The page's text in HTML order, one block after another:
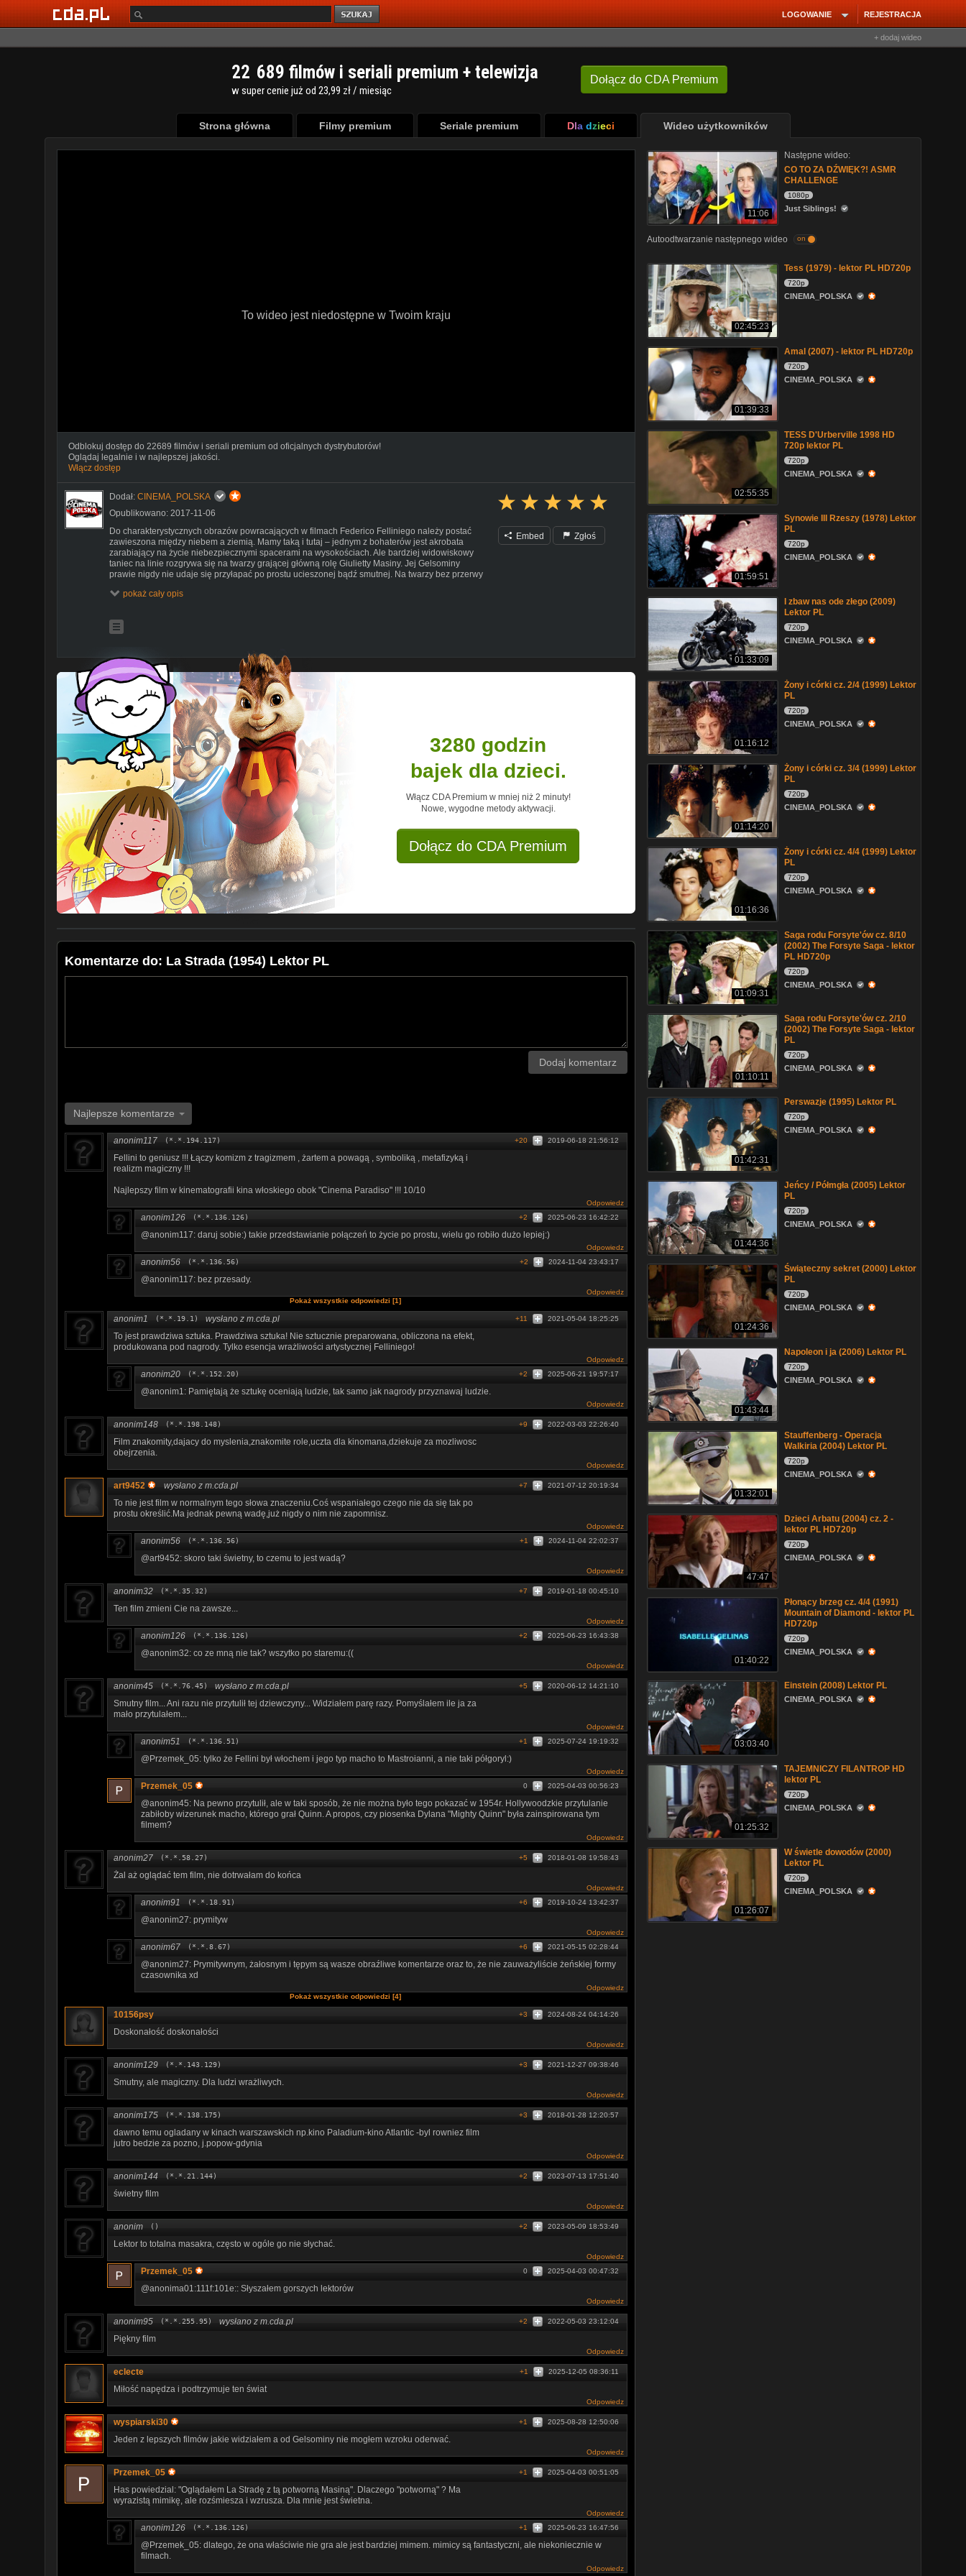
REJESTRACJA
LOGOWANIE
+ dodaj wideo
Dołącz do CDA Premium
22 689 filmów i seriali premium + telewizja
w super cenie już od 23,99 zł / miesiąc
Strona główna Filmy premium Seriale premium Dla dzieci Wideo użytkowników
To wideo jest niedostępne w Twoim kraju
Odblokuj dostęp do 22689 filmów i seriali premium od oficjalnych dystrybutorów!
Oglądaj legalnie i w najlepszej jakości.
Włącz dostęp
Dodał: CINEMA_POLSKA
Opublikowano: 2017-11-06
Do charakterystycznych obrazów powracających w filmach Federico Felliniego należy postać
zawieszona między niebem a ziemią. Mamy taką i tutaj – jednym z bohaterów jest akrobata
zarabiający na życie niebezpiecznymi spacerami na wysokościach. Ale bardziej widowiskowy
taniec na linie rozgrywa się na twarzy grającej główną rolę Giulietty Masiny. Jej Gelsominy
prawie nigdy nie udaje się przyłapać po prostu ucieszonej bądź smutnej. Na twarzy bez przerwy
dla dzieci balansowanie na granicy radości i rozpaczy dobrze określa tonację "La strady" –
Włoch, a każdy żart odbija się smutnym echem.
pokaż cały opis
Embed Zgłoś
3280 godzin
bajek dla dzieci.
Włącz CDA Premium w mniej niż 2 minuty!
Nowe, wygodne metody aktywacji.
Dołącz do CDA Premium
Komentarze do: La Strada (1954) Lektor PL
Dodaj komentarz
Najlepsze komentarze
anonim117 (*.*.194.117) 2019-06-18 21:56:12
+20
Fellini to geniusz !!! Łączy komizm z tragizmem , żartem a powagą , symboliką , metafizyką i
realizm magiczny !!!
Najlepszy film w kinematografii kina włoskiego obok "Cinema Paradiso" !!! 10/10
Odpowiedz
anonim126 (*.*.136.126) 2025-06-23 16:42:22
+2
@anonim117: daruj sobie:) takie przedstawianie połączeń to życie po prostu, wielu go robiło dużo lepiej:)
Odpowiedz
anonim56 (*.*.136.56) 2024-11-04 23:43:17
+2
@anonim117: bez przesady.
Odpowiedz
Pokaż wszystkie odpowiedzi [1]
anonim1 (*.*.19.1) wysłano z m.cda.pl 2021-05-04 18:25:25
+11
To jest prawdziwa sztuka. Prawdziwa sztuka! Nie sztucznie preparowana, obliczona na efekt,
produkowana pod nagrody. Tylko esencja wrażliwości artystycznej Felliniego!
Odpowiedz
anonim20 (*.*.152.20) 2025-06-21 19:57:17
+2
@anonim1: Pamiętają że sztukę oceniają ludzie, tak samo jak nagrody przyznawaj ludzie.
Odpowiedz
anonim148 (*.*.198.148) 2022-03-03 22:26:40
+9
Film znakomity,dajacy do myslenia,znakomite role,uczta dla kinomana,dziekuje za mozliwosc
obejrzenia.
Odpowiedz
art9452 wysłano z m.cda.pl 2021-07-12 20:19:34
+7
To nie jest film w normalnym tego słowa znaczeniu.Coś wspaniałego czego nie da się tak po
prostu określić.Ma jednak pewną wadę,już nigdy o nim nie zapomnisz.
Odpowiedz
anonim56 (*.*.136.56) 2024-11-04 22:02:37
+1
@art9452: skoro taki świetny, to czemu to jest wadą?
Odpowiedz
anonim32 (*.*.35.32) 2019-01-18 00:45:10
+7
Ten film zmieni Cie na zawsze...
Odpowiedz
anonim126 (*.*.136.126) 2025-06-23 16:43:38
+2
@anonim32: co ze mną nie tak? wszytko po staremu:((
Odpowiedz
anonim45 (*.*.76.45) wysłano z m.cda.pl 2020-06-12 14:21:10
+5
Smutny film... Ani razu nie przytulił tej dziewczyny... Widziałem parę razy. Pomyślałem ile ja za
mało przytulałem...
Odpowiedz
anonim51 (*.*.136.51) 2025-07-24 19:19:32
+1
@Przemek_05: tylko że Fellini był włochem i jego typ macho to Mastroianni, a nie taki półgoryl:)
Odpowiedz
Przemek_05 2025-04-03 00:56:23
0
@anonim45: Na pewno przytulił, ale w taki sposób, że nie można było tego pokazać w 1954r. Hollywoodzkie przytulanie
zabiłoby wizerunek macho, którego grał Quinn. A propos, czy piosenka Dylana "Mighty Quinn" była zainspirowana tym
filmem?
Odpowiedz
anonim27 (*.*.58.27) 2018-01-08 19:58:43
+5
Żal aż oglądać tem film, nie dotrwałam do końca
Odpowiedz
anonim91 (*.*.18.91) 2019-10-24 13:42:37
+6
@anonim27: prymityw
Odpowiedz
anonim67 (*.*.8.67) 2021-05-15 02:28:44
+6
@anonim27: Prymitywnym, żałosnym i tępym są wasze obraźliwe komentarze oraz to, że nie zauważyliście żeńskiej formy
czasownika xd
Odpowiedz
Pokaż wszystkie odpowiedzi [4]
10156psy 2024-08-24 04:14:26
+3
Doskonałość doskonałości
Odpowiedz
anonim129 (*.*.143.129) 2021-12-27 09:38:46
+3
Smutny, ale magiczny. Dla ludzi wrażliwych.
Odpowiedz
anonim175 (*.*.138.175) 2018-01-28 12:20:57
+3
dawno temu ogladany w kinach warszawskich np.kino Paladium-kino Atlantic -byl rowniez film
jutro bedzie za pozno, j.popow-gdynia
Odpowiedz
anonim144 (*.*.21.144) 2023-07-13 17:51:40
+2
świetny film
Odpowiedz
anonim () 2023-05-09 18:53:49
+2
Lektor to totalna masakra, często w ogóle go nie słychać.
Odpowiedz
Przemek_05 2025-04-03 00:47:32
0
@anonima01:111f:101e:: Słyszałem gorszych lektorów
Odpowiedz
anonim95 (*.*.255.95) wysłano z m.cda.pl 2022-05-03 23:12:04
+2
Piękny film
Odpowiedz
eclecte 2025-12-05 08:36:11
+1
Miłość napędza i podtrzymuje ten świat
Odpowiedz
wyspiarski30 2025-08-28 12:50:06
+1
Jeden z lepszych filmów jakie widziałem a od Gelsominy nie mogłem wzroku oderwać.
Odpowiedz
Przemek_05 2025-04-03 00:51:05
+1
Has powiedzial: "Oglądałem La Stradę z tą potworną Masiną". Dlaczego "potworną" ? Ma
wyrazistą mimikę, ale rozśmiesza i wzrusza. Dla mnie jest świetna.
Odpowiedz
anonim126 (*.*.136.126) 2025-06-23 16:47:56
+1
@Przemek_05: dlatego, że ona właściwie nie gra ale jest bardziej mimem. mimicy są fantastyczni, ale niekoniecznie w
filmach.
Odpowiedz
11:06
Następne wideo:
CO TO ZA DŹWIĘK?! ASMR
CHALLENGE
1080p
Just Siblings!
Autoodtwarzanie następnego wideo on
02:45:23
Tess (1979) - lektor PL HD720p
720p
CINEMA_POLSKA
01:39:33
Amal (2007) - lektor PL HD720p
720p
CINEMA_POLSKA
02:55:35
TESS D'Urberville 1998 HD
720p lektor PL
720p
CINEMA_POLSKA
01:59:51
Synowie III Rzeszy (1978) Lektor
PL
720p
CINEMA_POLSKA
01:33:09
I zbaw nas ode złego (2009)
Lektor PL
720p
CINEMA_POLSKA
01:16:12
Żony i córki cz. 2/4 (1999) Lektor
PL
720p
CINEMA_POLSKA
01:14:20
Żony i córki cz. 3/4 (1999) Lektor
PL
720p
CINEMA_POLSKA
01:16:36
Żony i córki cz. 4/4 (1999) Lektor
PL
720p
CINEMA_POLSKA
01:09:31
Saga rodu Forsyte'ów cz. 8/10
(2002) The Forsyte Saga - lektor
PL HD720p
720p
CINEMA_POLSKA
01:10:11
Saga rodu Forsyte'ów cz. 2/10
(2002) The Forsyte Saga - lektor
PL
720p
CINEMA_POLSKA
01:42:31
Perswazje (1995) Lektor PL
720p
CINEMA_POLSKA
01:44:36
Jeńcy / Półmgła (2005) Lektor
PL
720p
CINEMA_POLSKA
01:24:36
Świąteczny sekret (2000) Lektor
PL
720p
CINEMA_POLSKA
01:43:44
Napoleon i ja (2006) Lektor PL
720p
CINEMA_POLSKA
01:32:01
Stauffenberg - Operacja
Walkiria (2004) Lektor PL
720p
CINEMA_POLSKA
47:47
Dzieci Arbatu (2004) cz. 2 -
lektor PL HD720p
720p
CINEMA_POLSKA
01:40:22
Płonący brzeg cz. 4/4 (1991)
Mountain of Diamond - lektor PL
HD720p
720p
CINEMA_POLSKA
03:03:40
Einstein (2008) Lektor PL
CINEMA_POLSKA
01:25:32
TAJEMNICZY FILANTROP HD
lektor PL
720p
CINEMA_POLSKA
01:26:07
W świetle dowodów (2000)
Lektor PL
720p
CINEMA_POLSKA